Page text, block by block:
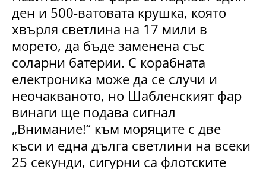
ден и 500-ватовата крушка, която
хвърля светлина на 17 мили в
морето, да бъде заменена със
соларни батерии. С корабната
електроника може да се случи и
неочакваното, но Шабленският фар
винаги ще подава сигнал
„Внимание!“ към моряците с две
къси и една дълга светлини на всеки
25 секунди, сигурни са флотските